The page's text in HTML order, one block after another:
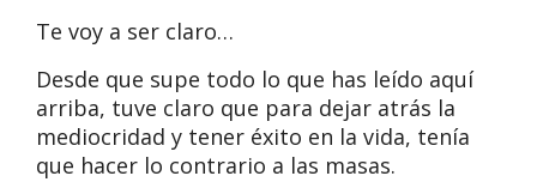
Te voy a ser claro…
Desde que supe todo lo que has leído aquí
arriba, tuve claro que para dejar atrás la
mediocridad y tener éxito en la vida, tenía
que hacer lo contrario a las masas.